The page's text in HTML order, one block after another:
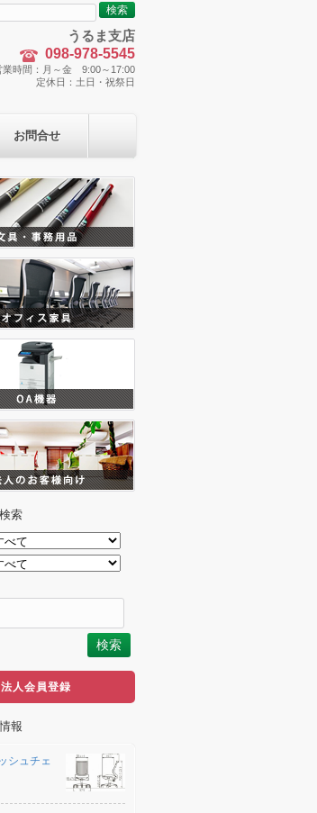
うるま支店
098-978-5545
業時間：月～金 9:00～17:00
定休日：土日・祝祭日
お問合せ
索
法人会員登録
報
シュチェ